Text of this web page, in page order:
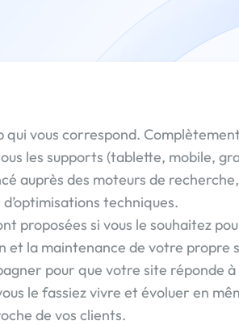
qui vous correspond.
les supports (tablette, mobile,
auprès des moteurs de
techniques.
proposées si vous le souhaitez
et la maintenance de votre propre
pour que votre site réponde
le fassiez vivre et évoluer en
de vos clients.